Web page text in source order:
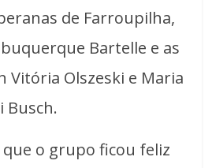
de Farroupilha,
Bartelle e as
Vitória Olszeski e Maria
Busch.
o grupo ficou feliz